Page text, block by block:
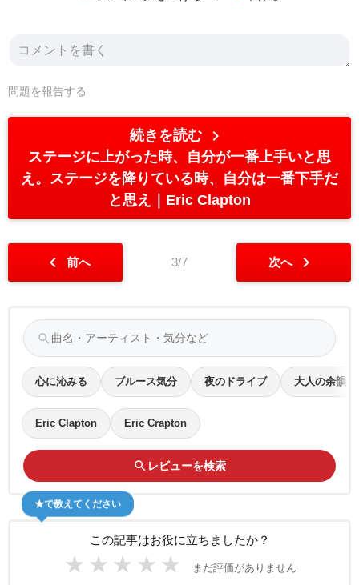
問題を報告する
続きを読む chevron_right
ステージに上がった時、自分が一番上手いと思
え。ステージを降りている時、自分は一番下手だ
と思え
Eric Clapton
chevron_left 前へ 3/7 次へ chevron_right
search
心に沁みる ブルース気分 夜のドライブ 大人の余韻
Eric Clapton Eric Crapton
search レビューを検索
この記事はお役に立ちましたか？
★ ★ ★ ★ ★ まだ評価がありません
★で教えてください